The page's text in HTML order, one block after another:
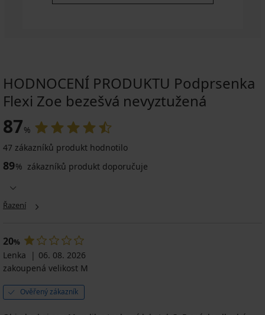
HODNOCENÍ PRODUKTU Podprsenka
Flexi Zoe bezešvá nevyztužená
87%
47 zákazníků produkt hodnotilo
89% zákazníků produkt doporučuje
Řazení
20%
Lenka
06. 08. 2026
zakoupená velikost M
Ověřený zákazník